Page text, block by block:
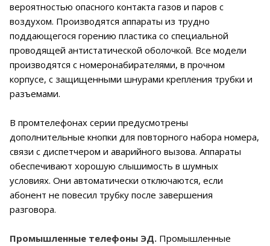
вероятностью опасного контакта газов и паров с
воздухом. Производятся аппараты из трудно
поддающегося горению пластика со специальной
проводящей антистатической оболочкой. Все модели
производятся с номеронабирателями, в прочном
корпусе, с защищенными шнурами крепления трубки и
разъемами.
В промтелефонах серии предусмотрены
дополнительные кнопки для повторного набора номера,
связи с диспетчером и аварийного вызова. Аппараты
обеспечивают хорошую слышимость в шумных
условиях. Они автоматически отключаются, если
абонент не повесил трубку после завершения
разговора.
Промышленные телефоны ЭД. Промышленные